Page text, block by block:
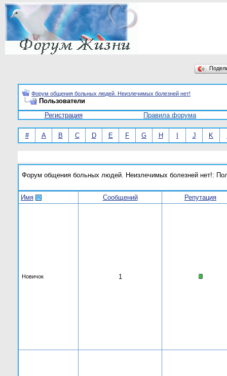
Форум общения больных людей. Неизлечимых болезней нет!
Пользователи
Регистрация
Правила форума
# A B C D E F G H J K
Форум общения больных людей. Неизлечимых болезней нет!:
Имя Сообщений Репутация
Новичок 1